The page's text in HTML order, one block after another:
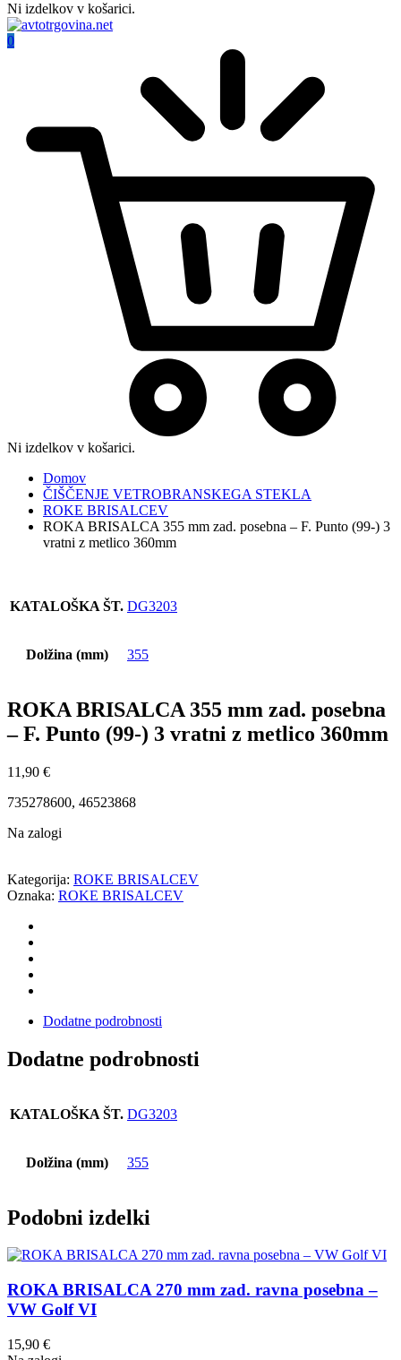
Ni izdelkov v košarici.
0
Ni izdelkov v košarici.
Domov
ČIŠČENJE VETROBRANSKEGA STEKLA
ROKE BRISALCEV
ROKA BRISALCA 355 mm zad. posebna – F. Punto (99-) 3
vratni z metlico 360mm
KATALOŠKA ŠT. DG3203
Dolžina (mm) 355
ROKA BRISALCA 355 mm zad. posebna
– F. Punto (99-) 3 vratni z metlico 360mm
11,90 €
735278600, 46523868
Na zalogi
Kategorija: ROKE BRISALCEV
Oznaka: ROKE BRISALCEV
Dodatne podrobnosti
Dodatne podrobnosti
KATALOŠKA ŠT. DG3203
Dolžina (mm) 355
Podobni izdelki
ROKA BRISALCA 270 mm zad. ravna posebna –
VW Golf VI
15,90 €